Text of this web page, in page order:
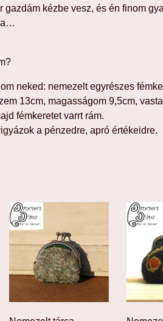
gazdám kézbe vesz, és én finom
neked: nemezelt egyrészes
13cm, magasságom 9,5cm,
fémkeretet varrt rám.
a pénzedre, apró értékeidre.